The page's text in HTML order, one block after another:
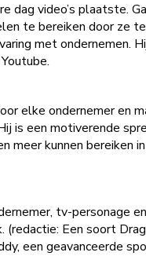
dag video’s plaatste.
te bereiken door ze
met ondernemen.
elke ondernemer en
is een motiverende
meer kunnen bereiken
tv-personage
Een soort
een geavanceerde